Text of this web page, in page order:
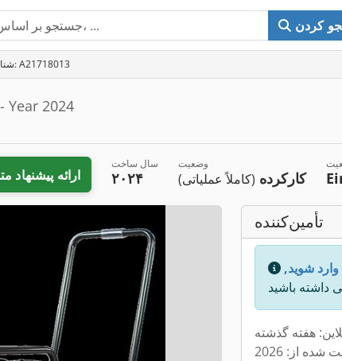
کردن
شناسه آگهی: A21718013
Year 2024
ارائه پیشنهاد
سال ساخت
۲۰۲۴
وضعیت
کارکرده (کاملاً عملیاتی)
تأمین‌کننده
شوید,
هفته گذشته
شده از: 2026